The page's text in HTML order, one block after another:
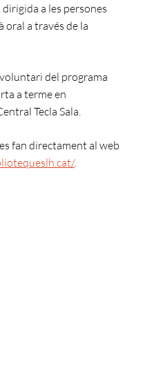
a les persones
oral a través de la
del programa
a terme en
Tecla Sala.
fan directament al web
.